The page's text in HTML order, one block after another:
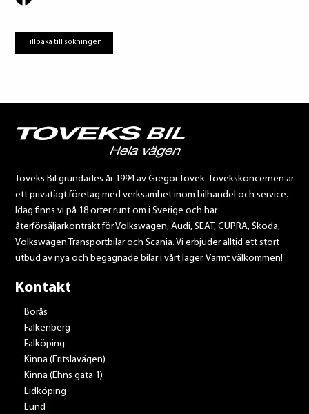
Tillbaka till sökningen
Toveks Bil grundades år 1994 av Gregor Tovek. Tovekskoncernen är
ett privatägt företag med verksamhet inom bilhandel och service.
Idag finns vi på 18 orter runt om i Sverige och har
återförsäljarkontrakt för Volkswagen, Audi, SEAT, CUPRA, Škoda,
Volkswagen Transportbilar och Scania. Vi erbjuder alltid ett stort
utbud av nya och begagnade bilar i vårt lager. Varmt välkommen!
Kontakt
Borås
Falkenberg
Falköping
Kinna (Fritslavägen)
Kinna (Ehns gata 1)
Lidköping
Lund